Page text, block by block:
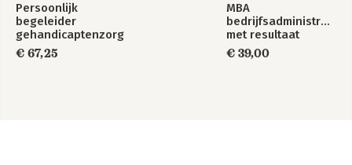
Persoonlijk
begeleider
gehandicaptenzorg
(combi)
€ 67,25
MBA
bedrijfsadministratie
met resultaat
opgavenboek
€ 39,00